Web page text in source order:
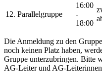
12. Parallelgruppe
16:00
-
18:00
Die Anmeldung zu den
noch keinen Platz haben,
Gruppe unterzubringen. Bitte
AG-Leiter und AG-